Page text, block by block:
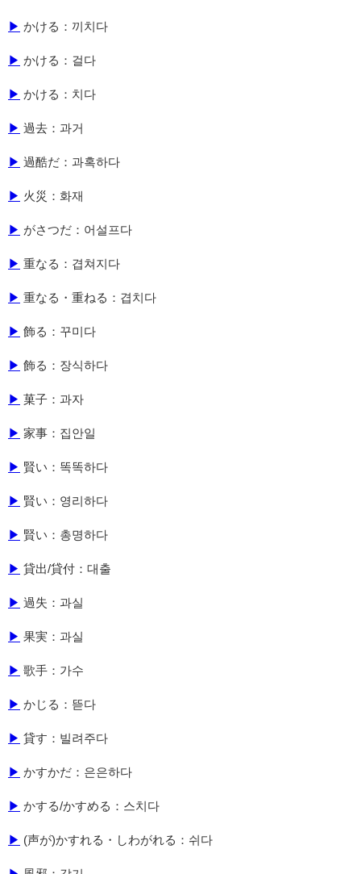
▶ かける：끼치다
▶ かける：걸다
▶ かける：치다
▶ 過去：과거
▶ 過酷だ：과혹하다
▶ 火災：화재
▶ がさつだ：어설프다
▶ 重なる：겹쳐지다
▶ 重なる・重ねる：겹치다
▶ 飾る：꾸미다
▶ 飾る：장식하다
▶ 菓子：과자
▶ 家事：집안일
▶ 賢い：똑똑하다
▶ 賢い：영리하다
▶ 賢い：총명하다
▶ 貸出/貸付：대출
▶ 過失：과실
▶ 果実：과실
▶ 歌手：가수
▶ かじる：뜯다
▶ 貸す：빌려주다
▶ かすかだ：은은하다
▶ かする/かすめる：스치다
▶ (声が)かすれる・しわがれる：쉬다